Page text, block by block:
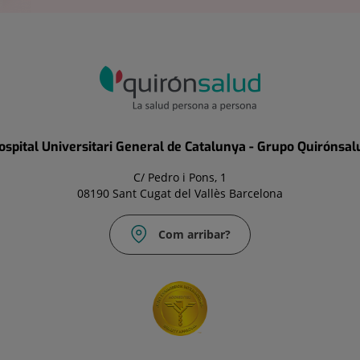
Universitari General de Catalunya - Grupo
C/ Pedro i Pons, 1
08190 Sant Cugat del Vallès Barcelona
Com arribar?